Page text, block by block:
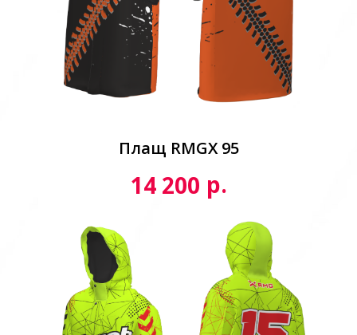
Плащ RMGX 95
14 200 р.